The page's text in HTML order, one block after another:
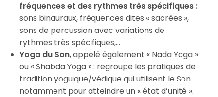
fréquences et des rythmes très spécifiques :
sons binauraux, fréquences dites « sacrées »,
sons de percussion avec variations de
rythmes très spécifiques,…
Yoga du Son, appelé également « Nada Yoga »
ou « Shabda Yoga » : regroupe les pratiques de
tradition yoguique/védique qui utilisent le Son
notamment pour atteindre un « état d’unité ».